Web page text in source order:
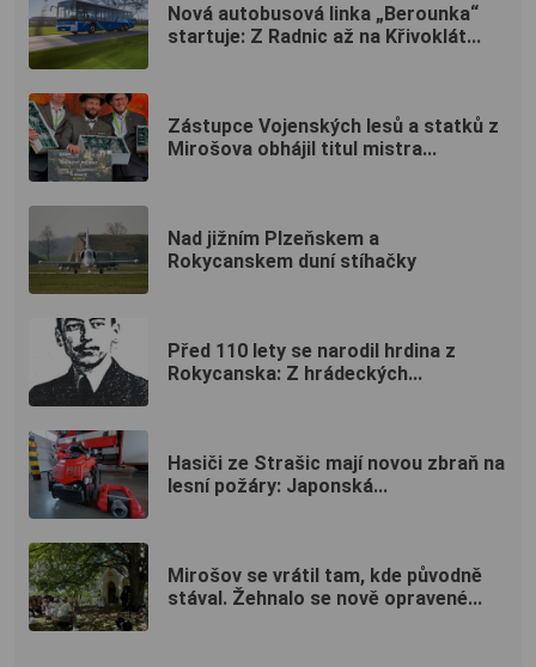
Nová autobusová linka „Berounka“
startuje: Z Radnic až na Křivoklát...
Zástupce Vojenských lesů a statků z
Mirošova obhájil titul mistra...
Nad jižním Plzeňskem a
Rokycanskem duní stíhačky
Před 110 lety se narodil hrdina z
Rokycanska: Z hrádeckých...
Hasiči ze Strašic mají novou zbraň na
lesní požáry: Japonská...
Mirošov se vrátil tam, kde původně
stával. Žehnalo se nově opravené...